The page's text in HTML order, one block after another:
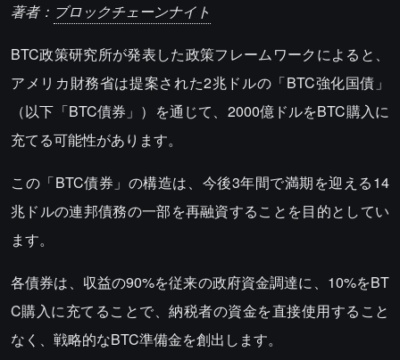
著者： ブロックチェーンナイト
BTC政策研究所が発表した政策フレームワークによると、
アメリカ財務省は提案された2兆ドルの「BTC強化国債」
（以下「BTC債券」）を通じて、2000億ドルをBTC購入に
充てる可能性があります。
この「BTC債券」の構造は、今後3年間で満期を迎える14
兆ドルの連邦債務の一部を再融資することを目的としてい
ます。
各債券は、収益の90%を従来の政府資金調達に、10%をBT
C購入に充てることで、納税者の資金を直接使用すること
なく、戦略的なBTC準備金を創出します。